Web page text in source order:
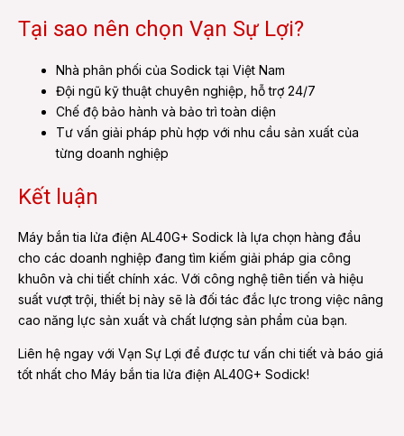
Tại sao nên chọn Vạn Sự Lợi?
Nhà phân phối của Sodick tại Việt Nam
Đội ngũ kỹ thuật chuyên nghiệp, hỗ trợ 24/7
Chế độ bảo hành và bảo trì toàn diện
Tư vấn giải pháp phù hợp với nhu cầu sản xuất của
từng doanh nghiệp
Kết luận
Máy bắn tia lửa điện AL40G+ Sodick là lựa chọn hàng đầu
cho các doanh nghiệp đang tìm kiếm giải pháp gia công
khuôn và chi tiết chính xác. Với công nghệ tiên tiến và hiệu
suất vượt trội, thiết bị này sẽ là đối tác đắc lực trong việc nâng
cao năng lực sản xuất và chất lượng sản phẩm của bạn.
Liên hệ ngay với Vạn Sự Lợi để được tư vấn chi tiết và báo giá
tốt nhất cho Máy bắn tia lửa điện AL40G+ Sodick!